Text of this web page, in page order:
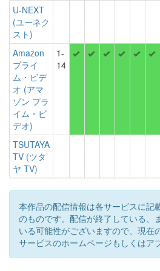
U-NEXT
(ユーネク
スト)
Amazon
プライ
ム・ビデ
オ (アマ
ゾン プラ
イム・ビ
デオ)
1-
14
TSUTAYA
TV (ツタ
ヤ TV)
本作品の配信情報は各サービスに記
のものです。配信が終了している、
いる可能性がございますので、現在
サービスのホームページもしくはア